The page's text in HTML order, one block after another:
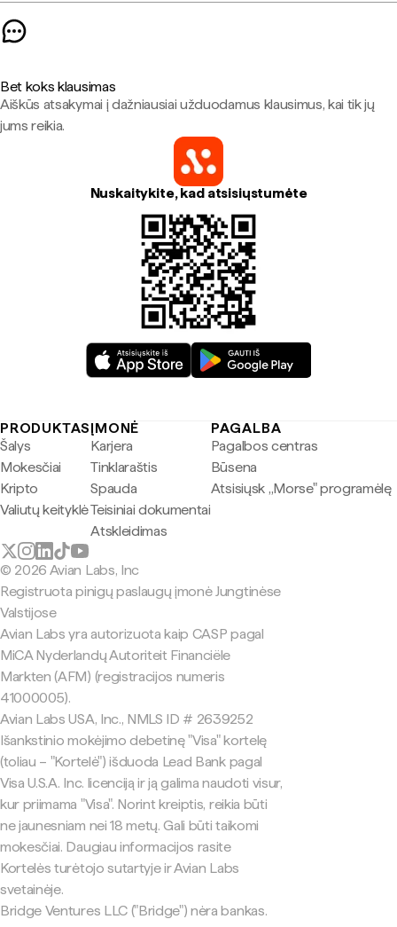
Bet koks klausimas
Aiškūs atsakymai į dažniausiai užduodamus klausimus, kai tik jų
jums reikia.
Nuskaitykite, kad atsisiųstumėte
PRODUKTAS
Šalys
Mokesčiai
Kripto
Valiutų keityklė
ĮMONĖ
Karjera
Tinklaraštis
Spauda
Teisiniai dokumentai
Atskleidimas
PAGALBA
Pagalbos centras
Būsena
Atsisiųsk „Morse" programėlę
© 2026 Avian Labs, Inc
Registruota pinigų paslaugų įmonė Jungtinėse
Valstijose
Avian Labs yra autorizuota kaip CASP pagal
MiCA Nyderlandų Autoriteit Financiële
Markten (AFM) (registracijos numeris
41000005).
Avian Labs USA, Inc., NMLS ID # 2639252
Išankstinio mokėjimo debetinę "Visa" kortelę
(toliau – "Kortelė") išduoda Lead Bank pagal
Visa U.S.A. Inc. licenciją ir ją galima naudoti visur,
kur priimama "Visa". Norint kreiptis, reikia būti
ne jaunesniam nei 18 metų. Gali būti taikomi
mokesčiai. Daugiau informacijos rasite
Kortelės turėtojo sutartyje ir Avian Labs
svetainėje.
Bridge Ventures LLC ("Bridge") nėra bankas.